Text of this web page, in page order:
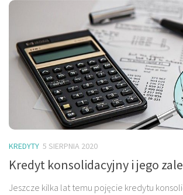
KREDYTY 5 SIERPNIA 2020
Kredyt konsolidacyjny i jego
Jeszcze kilka lat temu pojęcie kredytu